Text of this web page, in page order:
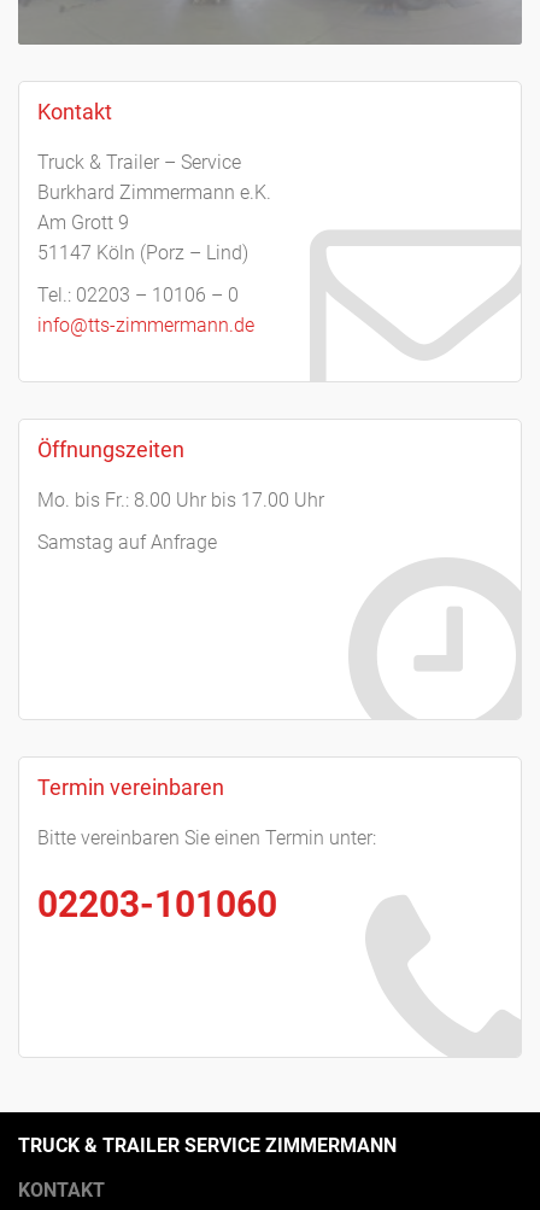
Kontakt
Truck & Trailer – Service
Burkhard Zimmermann e.K.
Am Grott 9
51147 Köln (Porz – Lind)
Tel.: 02203 – 10106 – 0
info@tts-zimmermann.de
Öffnungszeiten
Mo. bis Fr.: 8.00 Uhr bis 17.00 Uhr
Samstag auf Anfrage
Termin vereinbaren
Bitte vereinbaren Sie einen Termin unter:
02203-101060
TRUCK & TRAILER SERVICE ZIMMERMANN
KONTAKT